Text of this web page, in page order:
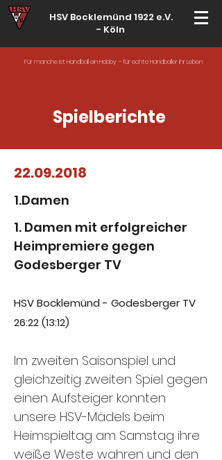
HSV Bocklemünd 1922 e.V.
- Köln
Für manche ist Handball ein Hobby – für echte Handballer ihr Leben
Spielberichte
22.09.2018
1.Damen
1. Damen mit erfolgreicher
Heimpremiere gegen
Godesberger TV
HSV Bocklemünd - Godesberger TV
26:22 (13:12)
Im zweiten Saisonspiel und
gleichzeitig zweiten Spiel gegen
einen Aufsteiger konnten
unsere HSV-Mädels beim
Heimspieltag am Samstag ihre
weiße Weste wahren und den